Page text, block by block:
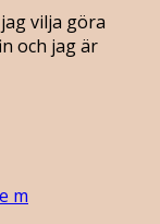
vilja göra
och jag är
m